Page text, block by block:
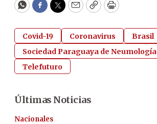
WhatsApp
Facebook
Twitter
EmailCopyPrint
Covid-19 Coronavirus
Brasil
Sociedad Paraguaya de Neumología
Telefuturo
Últimas Noticias
Nacionales